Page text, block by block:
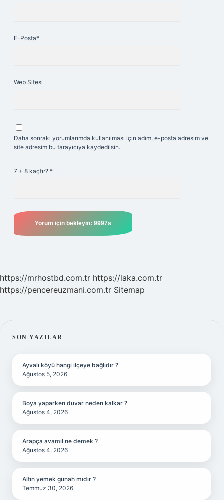
E-Posta*
Web Sitesi
Daha sonraki yorumlarımda kullanılması için adım, e-posta adresim ve
site adresim bu tarayıcıya kaydedilsin.
7 + 8 kaçtır? *
https://mrhostbd.com.tr https://laka.com.tr
https://pencereuzmani.com.tr Sitemap
SIDEBAR
SON YAZILAR
Ayvalı köyü hangi ilçeye bağlıdır ?
Ağustos 5, 2026
Boya yaparken duvar neden kalkar ?
Ağustos 4, 2026
Arapça avamil ne demek ?
Ağustos 4, 2026
Altın yemek günah mıdır ?
Temmuz 30, 2026